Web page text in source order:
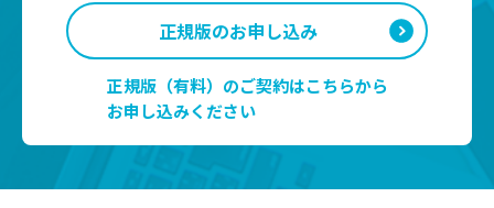
正規版（有料）のご契約はこちらから
お申し込みください
正規版のお申し込み